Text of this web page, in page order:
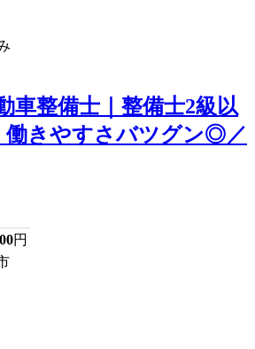
車整備士｜整備士2級以
働きやすさバツグン◎／
円